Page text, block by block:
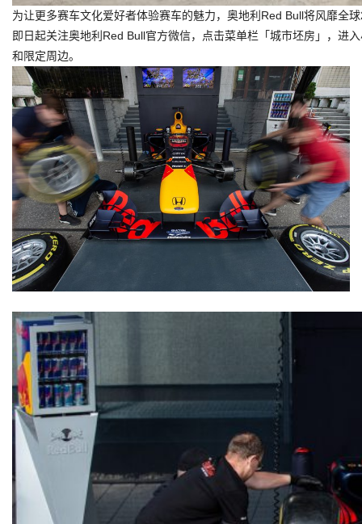
为让更多赛车文化爱好者体验赛车的魅力，奥地利Red Bull将风靡全
即日起关注奥地利Red Bull官方微信，点击菜单栏「城市坯房」，进
和限定周边。